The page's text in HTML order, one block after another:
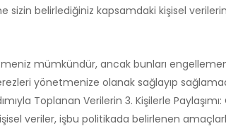
sizin belirlediğiniz kapsamdaki kişisel
mümkündür, ancak bunları
yönetmenize olanak sağlayıp
Toplanan Verilerin 3. Kişilerle
veriler, işbu politikada belirlenen